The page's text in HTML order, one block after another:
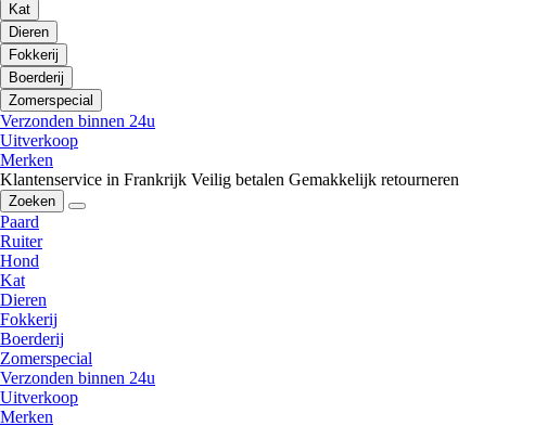
Kat
Dieren
Fokkerij
Boerderij
Zomerspecial
Verzonden binnen 24u
Uitverkoop
Merken
Klantenservice in Frankrijk Veilig betalen Gemakkelijk retourneren
Zoeken
Paard
Ruiter
Hond
Kat
Dieren
Fokkerij
Boerderij
Zomerspecial
Verzonden binnen 24u
Uitverkoop
Merken